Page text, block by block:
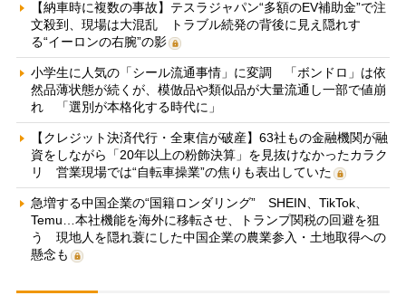
【納車時に複数の事故】テスラジャパン“多額のEV補助金”で注
文殺到、現場は大混乱 トラブル続発の背後に見え隠れす
る“イーロンの右腕”の影
小学生に人気の「シール流通事情」に変調 「ボンドロ」は依
然品薄状態が続くが、模倣品や類似品が大量流通し一部で値崩
れ 「選別が本格化する時代に」
【クレジット決済代行・全東信が破産】63社もの金融機関が融
資をしながら「20年以上の粉飾決算」を見抜けなかったカラク
リ 営業現場では“自転車操業”の焦りも表出していた
急増する中国企業の“国籍ロンダリング” SHEIN、TikTok、
Temu…本社機能を海外に移転させ、トランプ関税の回避を狙
う 現地人を隠れ蓑にした中国企業の農業参入・土地取得への
懸念も